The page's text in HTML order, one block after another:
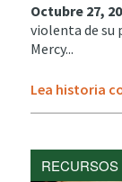
Octubre 27,
violenta de su
Mercy...
Lea historia
RECURSOS